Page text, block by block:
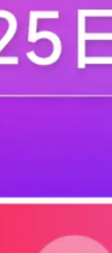
NTP网络时间同
天气推断逻辑：
t